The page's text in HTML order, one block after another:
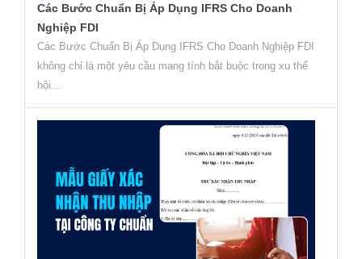
Các Bước Chuẩn Bị Áp Dụng IFRS Cho Doanh
Nghiệp FDI
Các Bước Chuẩn Bị Áp Dụng IFRS Cho Doanh Nghiệp FDI
không chỉ là một yêu cầu mang tính bắt buộc trong xu thế
hội...